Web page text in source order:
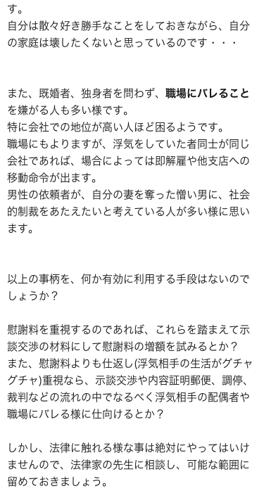
す。
自分は散々好き勝手なことをしておきながら、自分
の家庭は壊したくないと思っているのです・・・
また、既婚者、独身者を問わず、 職場にバレること
を嫌がる人も多い様です。
特に会社での地位が高い人ほど困るようです。
職場にもよりますが、浮気をしていた者同士が同じ
会社であれば、場合によっては即解雇や他支店への
移動命令が出ます。
男性の依頼者が、自分の妻を奪った憎い男に、社会
的制裁をあたえたいと考えている人が多い様に思い
ます。
以上の事柄を、何か有効に利用する手段はないので
しょうか？
慰謝料を重視するのであれば、これらを踏まえて示
談交渉の材料にして慰謝料の増額を試みるとか？
また、慰謝料よりも仕返し(浮気相手の生活がグチャ
グチャ)重視なら、示談交渉や内容証明郵便、調停、
裁判などの流れの中でなるべく浮気相手の配偶者や
職場にバレる様に仕向けるとか？
しかし、法律に触れる様な事は絶対にやってはいけ
ませんので、法律家の先生に相談し、可能な範囲に
留めておきましょう。